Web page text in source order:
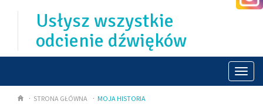
Usłysz wszystkie
odcienie dźwięków
STRONA GŁÓWNA MOJA HISTORIA